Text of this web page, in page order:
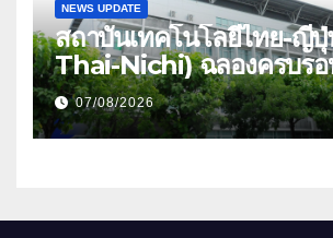
NEWS UPDATE
สถาบันเทคโนโลยีไทย-ญี่
Thai-Nichi) ฉลองครบรอ
งาน “TNI Day 2026” ป
ความเป็นผู้นำด้านสถาบัน
ที่มุ่งมั่น พร้อมพัฒนาและป
07/08/2026